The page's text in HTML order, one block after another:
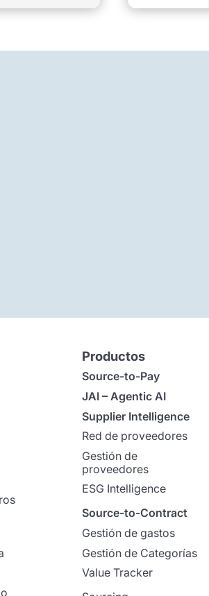
Productos
Source-to-Pay
JAI – Agentic AI
Supplier Intelligence
Red de proveedores
Gestión de
proveedores
ESG Intelligence
Source-to-Contract
Gestión de gastos
Gestión de Categorías
Value Tracker